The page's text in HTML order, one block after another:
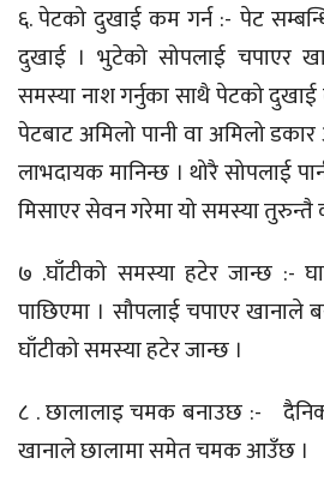
६. पेटको दुखाई कम गर्न :- पेट
दुखाई । भुटेको सोपलाई चपाएर
समस्या नाश गर्नुका साथै पेटको दुखाई
पेटबाट अमिलो पानी वा अमिलो
लाभदायक मानिन्छ । थोरै सोपलाई
मिसाएर सेवन गरेमा यो समस्या
७ .घाँटीको समस्या हटेर जान्छ :-
पाछिएमा । सौपलाई चपाएर
घाँटीको समस्या हटेर जान्छ ।
८ . छालालाइ चमक बनाउछ :-
खानाले छालामा समेत चमक आउँछ ।